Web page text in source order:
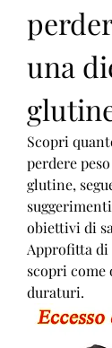
una
Scopri
perdere
glutine,
obiettivi di
Approfitta
scopri
duraturi.